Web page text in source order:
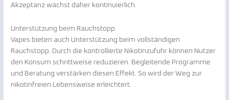
Akzeptanz wächst daher kontinuierlich.
Unterstützung beim Rauchstopp
Vapes bieten auch Unterstützung beim vollständigen
Rauchstopp. Durch die kontrollierte Nikotinzufuhr können Nutzer
den Konsum schrittweise reduzieren. Begleitende Programme
und Beratung verstärken diesen Effekt. So wird der Weg zur
nikotinfreien Lebensweise erleichtert.